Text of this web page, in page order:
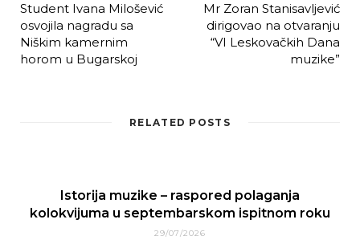
Student Ivana Milošević
osvojila nagradu sa
Niškim kamernim
horom u Bugarskoj
Mr Zoran Stanisavljević
dirigovao na otvaranju
“VI Leskovačkih Dana
muzike”
RELATED POSTS
Istorija muzike – raspored polaganja
kolokvijuma u septembarskom ispitnom roku
29/07/2026